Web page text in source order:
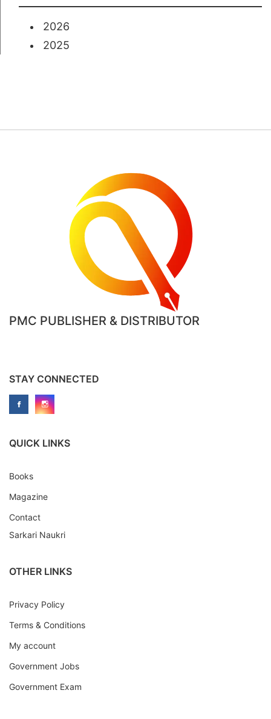
2026
2025
PMC PUBLISHER & DISTRIBUTOR
STAY CONNECTED
QUICK LINKS
Books
Magazine
Contact
Sarkari Naukri
OTHER LINKS
Privacy Policy
Terms & Conditions
My account
Government Jobs
Government Exam